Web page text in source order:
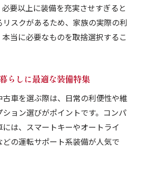
要以上に装備を充実させすぎると
スクがあるため、家族の実際の利
当に必要なものを取捨選択するこ
らしに最適な装備特集
車を選ぶ際は、日常の利便性や維
ョン選びがポイントです。コンパ
は、スマートキーやオートライ
どの運転サポート系装備が人気で